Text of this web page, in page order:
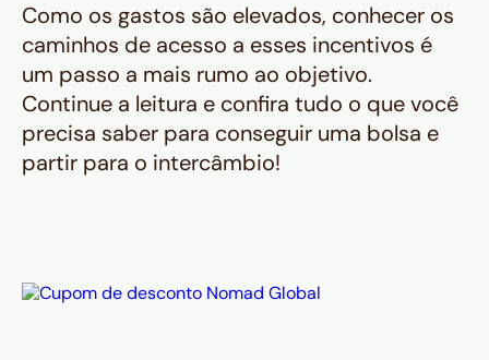
Como os gastos são elevados, conhecer os
caminhos de acesso a esses incentivos é
um passo a mais rumo ao objetivo.
Continue a leitura e confira tudo o que você
precisa saber para conseguir uma bolsa e
partir para o intercâmbio!